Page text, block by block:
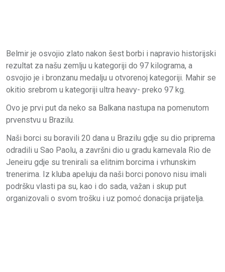
Belmir je osvojio zlato nakon šest borbi i napravio historijski
rezultat za našu zemlju u kategoriji do 97 kilograma, a
osvojio je i bronzanu medalju u otvorenoj kategoriji. Mahir se
okitio srebrom u kategoriji ultra heavy- preko 97 kg.
Ovo je prvi put da neko sa Balkana nastupa na pomenutom
prvenstvu u Brazilu.
Naši borci su boravili 20 dana u Brazilu gdje su dio priprema
odradili u Sao Paolu, a završni dio u gradu karnevala Rio de
Jeneiru gdje su trenirali sa elitnim borcima i vrhunskim
trenerima. Iz kluba apeluju da naši borci ponovo nisu imali
podršku vlasti pa su, kao i do sada, važan i skup put
organizovali o svom trošku i uz pomoć donacija prijatelja.